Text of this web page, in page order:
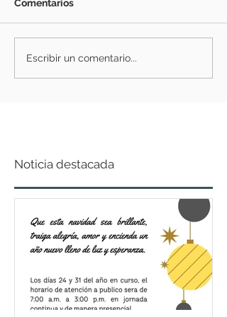
Comentarios
Escribir un comentario...
Noticia destacada